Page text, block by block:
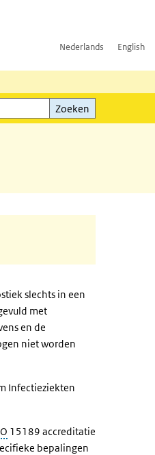
Nederlands English
Zoeken
slechts in een
met
en de
niet worden
Infectieziekten
15189 accreditatie
bepalingen